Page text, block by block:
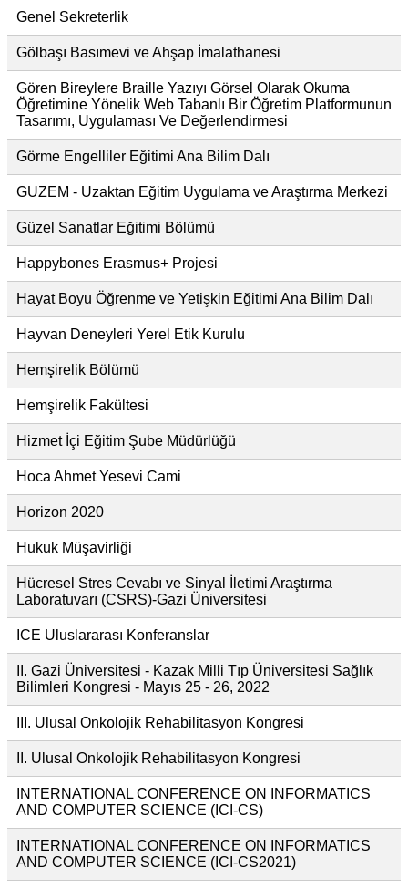
Genel Sekreterlik
Gölbaşı Basımevi ve Ahşap İmalathanesi
Gören Bireylere Braille Yazıyı Görsel Olarak Okuma
Öğretimine Yönelik Web Tabanlı Bir Öğretim Platformunun
Tasarımı, Uygulaması Ve Değerlendirmesi
Görme Engelliler Eğitimi Ana Bilim Dalı
GUZEM - Uzaktan Eğitim Uygulama ve Araştırma Merkezi
Güzel Sanatlar Eğitimi Bölümü
Happybones Erasmus+ Projesi
Hayat Boyu Öğrenme ve Yetişkin Eğitimi Ana Bilim Dalı
Hayvan Deneyleri Yerel Etik Kurulu
Hemşirelik Bölümü
Hemşirelik Fakültesi
Hizmet İçi Eğitim Şube Müdürlüğü
Hoca Ahmet Yesevi Cami
Horizon 2020
Hukuk Müşavirliği
Hücresel Stres Cevabı ve Sinyal İletimi Araştırma
Laboratuvarı (CSRS)-Gazi Üniversitesi
ICE Uluslararası Konferanslar
II. Gazi Üniversitesi - Kazak Milli Tıp Üniversitesi Sağlık
Bilimleri Kongresi - Mayıs 25 - 26, 2022
III. Ulusal Onkolojik Rehabilitasyon Kongresi
II. Ulusal Onkolojik Rehabilitasyon Kongresi
INTERNATIONAL CONFERENCE ON INFORMATICS
AND COMPUTER SCIENCE (ICI-CS)
INTERNATIONAL CONFERENCE ON INFORMATICS
AND COMPUTER SCIENCE (ICI-CS2021)